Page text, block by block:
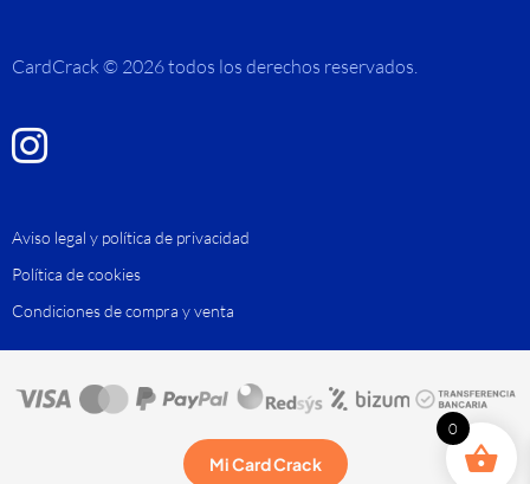
CardCrack © 2026 todos los derechos reservados.
Aviso legal y política de privacidad
Política de cookies
Condiciones de compra y venta
Mi Card Crack
0